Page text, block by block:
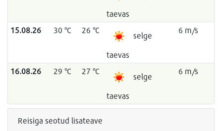
taevas
15.08.26 30 °C 26 °C
selge
taevas
6 m/s
16.08.26 29 °C 27 °C
selge
taevas
6 m/s
Reisiga seotud lisateave